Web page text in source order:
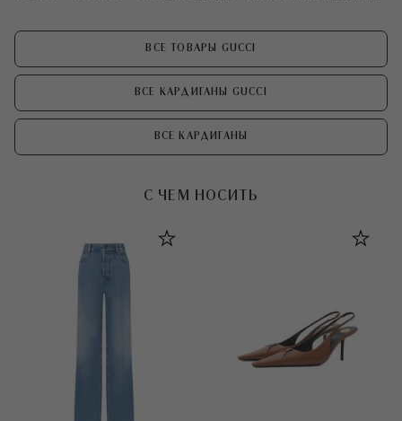
ВСЕ ТОВАРЫ GUCCI
ВСЕ КАРДИГАНЫ GUCCI
ВСЕ КАРДИГАНЫ
С ЧЕМ НОСИТЬ